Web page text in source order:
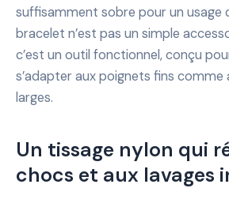
suffisamment sobre pour un usage
bracelet n’est pas un simple
c’est un outil fonctionnel, conçu
s’adapter aux poignets fins comme
larges.
Un tissage nylon qui
chocs et aux lavages